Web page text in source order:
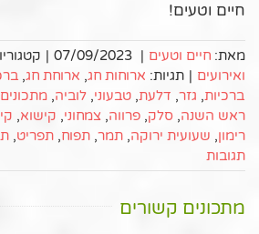
חיים וטעים!
מאת: חיים וטעים |
07/09/2023
|
ואירועים | תגיות: ארוחות חג, ארוחת חג,
ברכיות, גזר, דלעת, טבעוני, לוביה,
ראש השנה, סלק, פרווה, צמחוני, קישוא,
רימון, שעועית ירוקה, תמר, תפוח, תפריט,
תגובות
מתכונים קשורים